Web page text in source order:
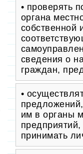
• проверять
органа
собственной
сведения о
граждан,
•
им в органы
принимать